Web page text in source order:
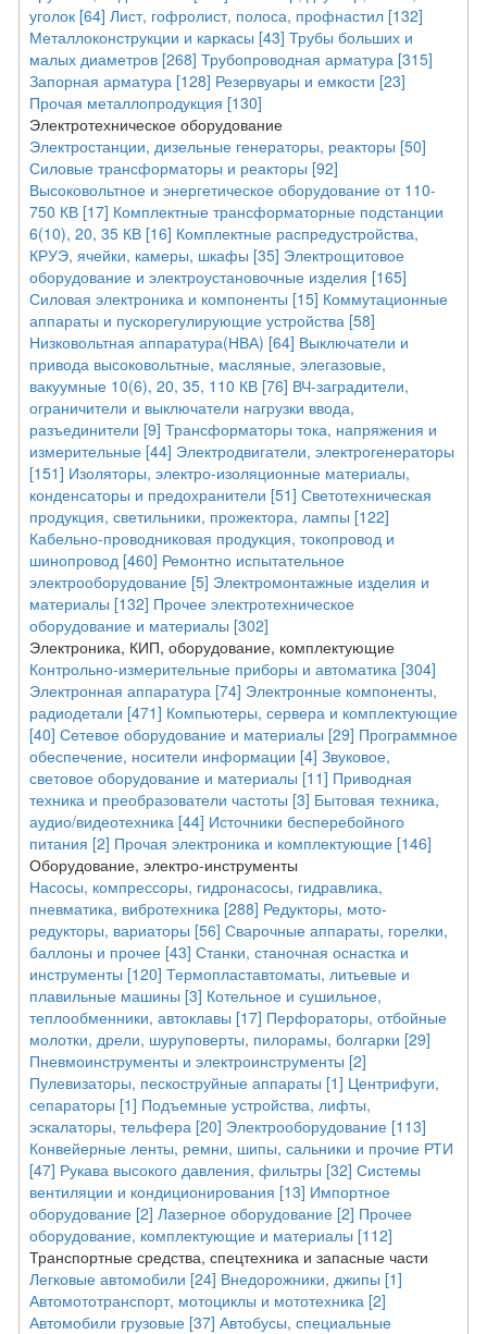
уголок [64] Лист, гофролист, полоса, профнастил [132]
Металлоконструкции и каркасы [43] Трубы больших и
малых диаметров [268] Трубопроводная арматура [315]
Запорная арматура [128] Резервуары и емкости [23]
Прочая металлопродукция [130]
Электротехническое оборудование
Электростанции, дизельные генераторы, реакторы [50]
Силовые трансформаторы и реакторы [92]
Высоковольтное и энергетическое оборудование от 110-
750 КВ [17] Комплектные трансформаторные подстанции
6(10), 20, 35 КВ [16] Комплектные распредустройства,
КРУЭ, ячейки, камеры, шкафы [35] Электрощитовое
оборудование и электроустановочные изделия [165]
Силовая электроника и компоненты [15] Коммутационные
аппараты и пускорегулирующие устройства [58]
Низковольтная аппаратура(НВА) [64] Выключатели и
привода высоковольтные, масляные, элегазовые,
вакуумные 10(6), 20, 35, 110 КВ [76] ВЧ-заградители,
ограничители и выключатели нагрузки ввода,
разъединители [9] Трансформаторы тока, напряжения и
измерительные [44] Электродвигатели, электрогенераторы
[151] Изоляторы, электро-изоляционные материалы,
конденсаторы и предохранители [51] Светотехническая
продукция, светильники, прожектора, лампы [122]
Кабельно-проводниковая продукция, токопровод и
шинопровод [460] Ремонтно испытательное
электрооборудование [5] Электромонтажные изделия и
материалы [132] Прочее электротехническое
оборудование и материалы [302]
Электроника, КИП, оборудование, комплектующие
Контрольно-измерительные приборы и автоматика [304]
Электронная аппаратура [74] Электронные компоненты,
радиодетали [471] Компьютеры, сервера и комплектующие
[40] Сетевое оборудование и материалы [29] Программное
обеспечение, носители информации [4] Звуковое,
световое оборудование и материалы [11] Приводная
техника и преобразователи частоты [3] Бытовая техника,
аудио/видеотехника [44] Источники бесперебойного
питания [2] Прочая электроника и комплектующие [146]
Оборудование, электро-инструменты
Насосы, компрессоры, гидронасосы, гидравлика,
пневматика, вибротехника [288] Редукторы, мото-
редукторы, вариаторы [56] Сварочные аппараты, горелки,
баллоны и прочее [43] Станки, станочная оснастка и
инструменты [120] Термопластавтоматы, литьевые и
плавильные машины [3] Котельное и сушильное,
теплообменники, автоклавы [17] Перфораторы, отбойные
молотки, дрели, шуруповерты, пилорамы, болгарки [29]
Пневмоинструменты и электроинструменты [2]
Пулевизаторы, пескоструйные аппараты [1] Центрифуги,
сепараторы [1] Подъемные устройства, лифты,
эскалаторы, тельфера [20] Электрооборудование [113]
Конвейерные ленты, ремни, шипы, сальники и прочие РТИ
[47] Рукава высокого давления, фильтры [32] Системы
вентиляции и кондиционирования [13] Импортное
оборудование [2] Лазерное оборудование [2] Прочее
оборудование, комплектующие и материалы [112]
Транспортные средства, спецтехника и запасные части
Легковые автомобили [24] Внедорожники, джипы [1]
Автомототранспорт, мотоциклы и мототехника [2]
Автомобили грузовые [37] Автобусы, специальные